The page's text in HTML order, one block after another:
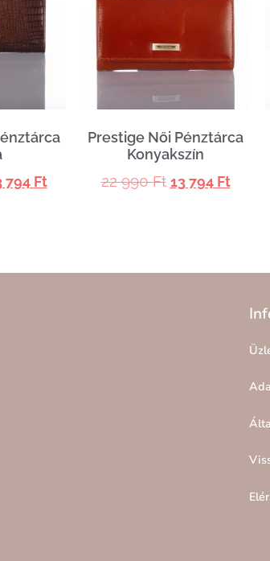
794 Ft
Prestige Női Pénztárca
Konyakszín
22 990Ft 13 794 Ft